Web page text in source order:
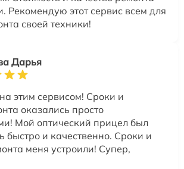
Рекомендую этот сервис всем для
своей техники!
Дарья
этим сервисом! Сроки и
оказались просто
Мой оптический прицел был
быстро и качественно. Сроки и
меня устроили! Супер,